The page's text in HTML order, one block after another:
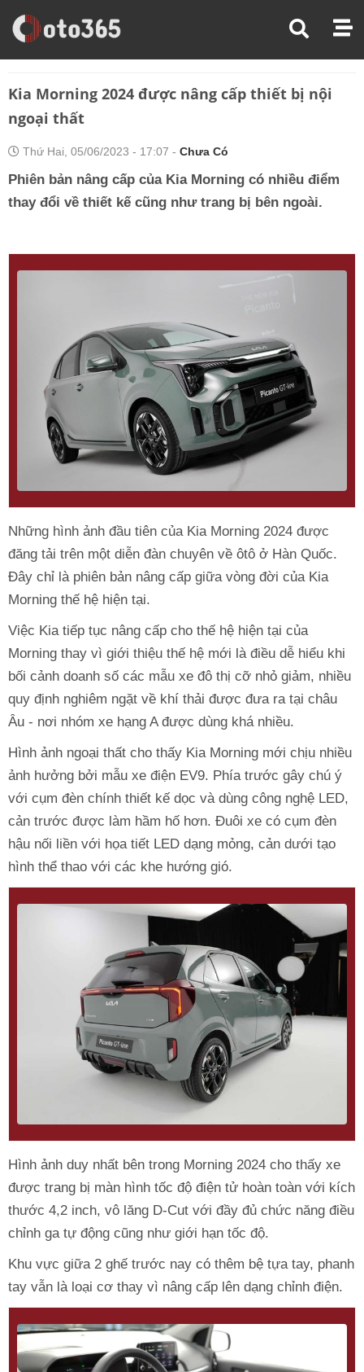
Trang Chủ
Tin Xe
Kia Morning 2024 được nâng cấp thiết bị nội
ngoại thất
Thứ Hai, 05/06/2023 - 17:07 - Chưa Có
Phiên bản nâng cấp của Kia Morning có nhiều điểm
thay đổi về thiết kế cũng như trang bị bên ngoài.
Những hình ảnh đầu tiên của Kia Morning 2024 được
đăng tải trên một diễn đàn chuyên về ôtô ở Hàn Quốc.
Đây chỉ là phiên bản nâng cấp giữa vòng đời của Kia
Morning thế hệ hiện tại.
Việc Kia tiếp tục nâng cấp cho thế hệ hiện tại của
Morning thay vì giới thiệu thế hệ mới là điều dễ hiểu khi
bối cảnh doanh số các mẫu xe đô thị cỡ nhỏ giảm, nhiều
quy định nghiêm ngặt về khí thải được đưa ra tại châu
Âu - nơi nhóm xe hạng A được dùng khá nhiều.
Hình ảnh ngoại thất cho thấy Kia Morning mới chịu nhiều
ảnh hưởng bởi mẫu xe điện EV9. Phía trước gây chú ý
với cụm đèn chính thiết kế dọc và dùng công nghệ LED,
cản trước được làm hầm hố hơn. Đuôi xe có cụm đèn
hậu nối liền với họa tiết LED dạng mỏng, cản dưới tạo
hình thể thao với các khe hướng gió.
Hình ảnh duy nhất bên trong Morning 2024 cho thấy xe
được trang bị màn hình tốc độ điện tử hoàn toàn với kích
thước 4,2 inch, vô lăng D-Cut với đầy đủ chức năng điều
chỉnh ga tự động cũng như giới hạn tốc độ.
Khu vực giữa 2 ghế trước nay có thêm bệ tựa tay, phanh
tay vẫn là loại cơ thay vì nâng cấp lên dạng chỉnh điện.